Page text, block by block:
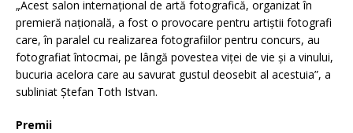
„Acest salon internațional de artă fotografică, organizat în
premieră națională, a fost o provocare pentru artiștii fotografi
care, în paralel cu realizarea fotografiilor pentru concurs, au
fotografiat întocmai, pe lângă povestea viței de vie și a vinului,
bucuria acelora care au savurat gustul deosebit al acestuia”, a
subliniat Ștefan Toth Istvan.
Premii